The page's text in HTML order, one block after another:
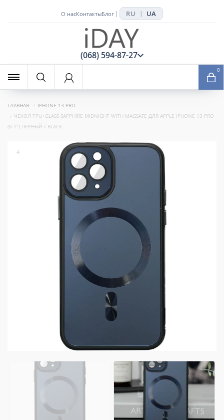
О насКонтактыБлог | RU | UA
(068) 594-87-27
0
ГЛАВНАЯ
IPHONE 13 PRO
ЧЕХОЛ TPU+GLASS SAPPHIRE MIDNIGHT WITH MAGSAFE ДЛЯ APPLE IPHONE 13 PRO
(6.1") ЧЕРНЫЙ / BLACK
+